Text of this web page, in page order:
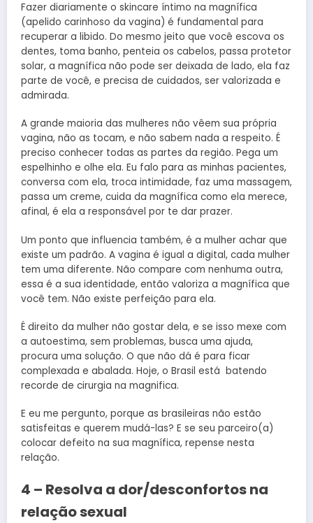
Fazer diariamente o skincare íntimo na magnífica
(apelido carinhoso da vagina) é fundamental para
recuperar a libido. Do mesmo jeito que você escova os
dentes, toma banho, penteia os cabelos, passa protetor
solar, a magnífica não pode ser deixada de lado, ela faz
parte de você, e precisa de cuidados, ser valorizada e
admirada.
A grande maioria das mulheres não vêem sua própria
vagina, não as tocam, e não sabem nada a respeito. É
preciso conhecer todas as partes da região. Pega um
espelhinho e olhe ela. Eu falo para as minhas pacientes,
conversa com ela, troca intimidade, faz uma massagem,
passa um creme, cuida da magnífica como ela merece,
afinal, é ela a responsável por te dar prazer.
Um ponto que influencia também, é a mulher achar que
existe um padrão. A vagina é igual a digital, cada mulher
tem uma diferente. Não compare com nenhuma outra,
essa é a sua identidade, então valoriza a magnífica que
você tem. Não existe perfeição para ela.
É direito da mulher não gostar dela, e se isso mexe com
a autoestima, sem problemas, busca uma ajuda,
procura uma solução. O que não dá é para ficar
complexada e abalada. Hoje, o Brasil está batendo
recorde de cirurgia na magnifica.
E eu me pergunto, porque as brasileiras não estão
satisfeitas e querem mudá-las? E se seu parceiro(a)
colocar defeito na sua magnífica, repense nesta
relação.
4 – Resolva a dor/desconfortos na
relação sexual